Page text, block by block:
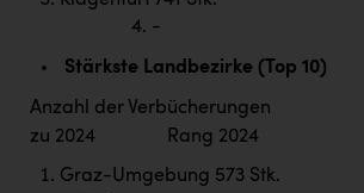
Wirtschaftskammer OÖ Energiehandel
Dopgas
kunden basics
kontakt
4. -
Stärkste Landbezirke (Top 10)
Anzahl der Verbücherungen
zu 2024 Rang 2024
Graz-Umgebung